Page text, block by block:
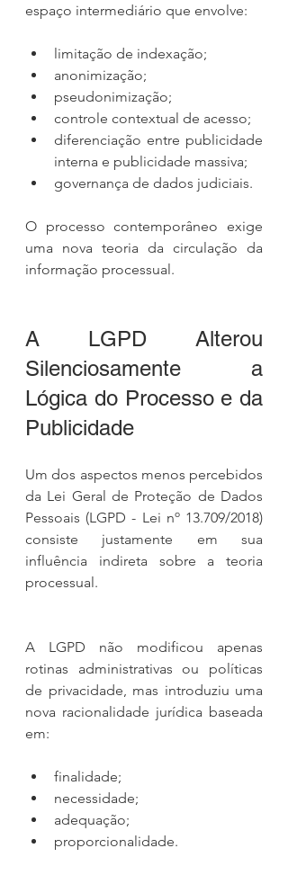
espaço intermediário que envolve:
limitação de indexação;
anonimização;
pseudonimização;
controle contextual de acesso;
diferenciação entre publicidade
interna e publicidade massiva;
governança de dados judiciais.
O processo contemporâneo exige
uma nova teoria da circulação da
informação processual.
A LGPD Alterou
Silenciosamente a
Lógica do Processo e da
Publicidade
Um dos aspectos menos percebidos
da Lei Geral de Proteção de Dados
Pessoais (LGPD - Lei nº 13.709/2018)
consiste justamente em sua
influência indireta sobre a teoria
processual.
A LGPD não modificou apenas
rotinas administrativas ou políticas
de privacidade, mas introduziu uma
nova racionalidade jurídica baseada
em:
finalidade;
necessidade;
adequação;
proporcionalidade.